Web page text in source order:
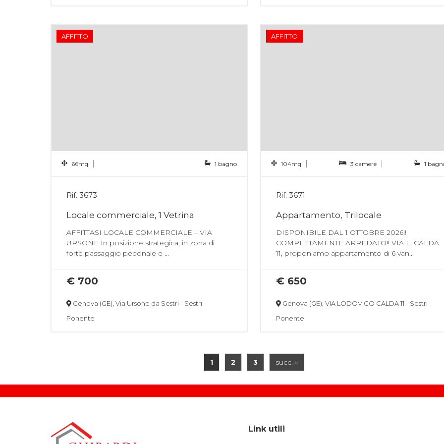
AFFITTO
66mq 1 bagno
Rif. 3673
Locale commerciale, 1 Vetrina
AFFITTASI LOCALE COMMERCIALE – VIA
URSONE In posizione strategica, in zona di
forte passaggio pedonale e ...
€ 700
Genova (GE), Via Ursone da Sestri - Sestri
Ponente
AFFITTO
104mq 3 camere 1
Rif. 3671
Appartamento, Trilocale
DISPONIBILE DAL 1 OTTOBRE 2026!!
COMPLETAMENTE ARREDATO!! VIA L. CALDA
11, proponiamo appartamento di 6 van...
€ 650
Genova (GE), VIA LODOVICO CALDA 11 - Sestri
Ponente
1 2 3 succ. »
Link utili